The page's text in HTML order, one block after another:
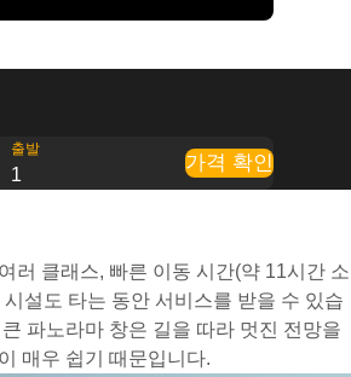
출발
1
가격 확인
러 클래스, 빠른 이동 시간(약 11시간 소
설도 타는 동안 서비스를 받을 수 있습
파노라마 창은 길을 따라 멋진 전망을
매우 쉽기 때문입니다.